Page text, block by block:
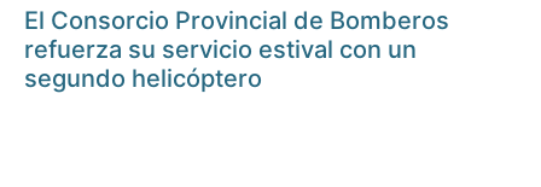
El Consorcio Provincial de Bomberos
refuerza su servicio estival con un
segundo helicóptero